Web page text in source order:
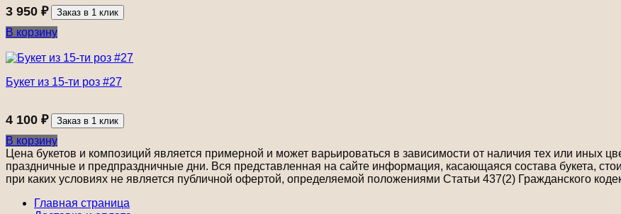
3 950 ₽ Заказ в 1 клик
В корзину
Букет из 15-ти роз #27
4 100 ₽ Заказ в 1 клик
В корзину
Цена букетов и композиций является примерной и может варьироваться в зависимости от наличия тех или иных
праздничные и предпраздничные дни. Вся представленная на сайте информация, касающаяся состава букета,
при каких условиях не является публичной офертой, определяемой положениями Статьи 437(2) Гражданского
Главная страница